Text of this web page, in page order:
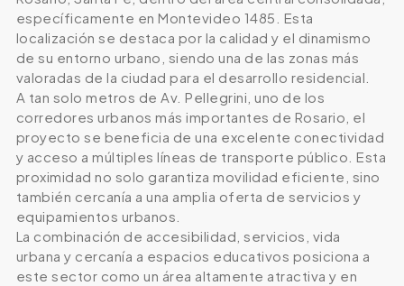
específicamente en Montevideo 1485. Esta
localización se destaca por la calidad y el dinamismo
de su entorno urbano, siendo una de las zonas más
valoradas de la ciudad para el desarrollo residencial.
A tan solo metros de Av. Pellegrini, uno de los
corredores urbanos más importantes de Rosario, el
proyecto se beneficia de una excelente conectividad
y acceso a múltiples líneas de transporte público. Esta
proximidad no solo garantiza movilidad eficiente, sino
también cercanía a una amplia oferta de servicios y
equipamientos urbanos.
La combinación de accesibilidad, servicios, vida
urbana y cercanía a espacios educativos posiciona a
este sector como un área altamente atractiva y en